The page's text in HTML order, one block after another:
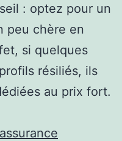
: optez pour un
peu chère en
si quelques
résiliés, ils
au prix fort.
assurance